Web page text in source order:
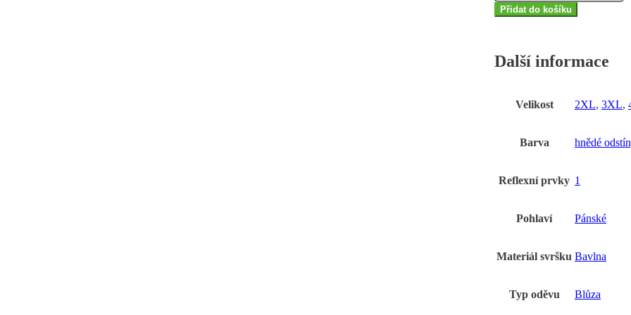
ARDON®COOL
S
Přidat do košíku
Další informace
Velikost 2XL,3XL,
Barva hnědé
Reflexní prvky 1
Pohlaví Pánské
Materiál svršku Bavlna
Typ oděvu Blůza